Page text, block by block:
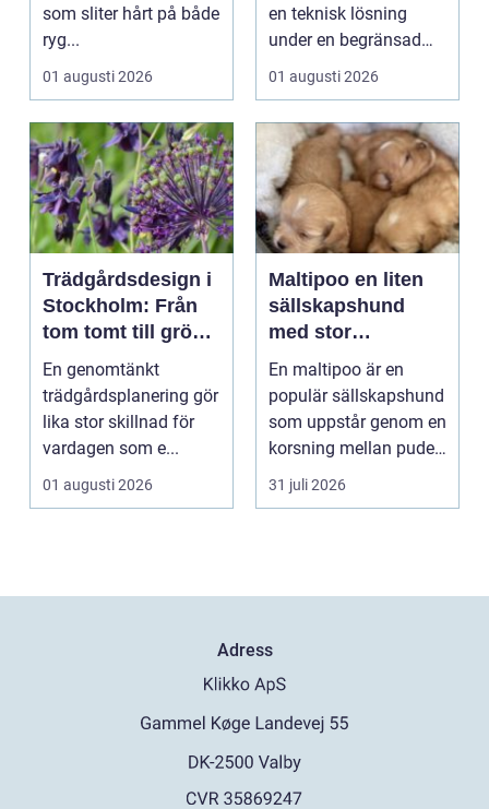
som sliter hårt på både
ryg...
01 augusti 2026
en teknisk lösning
under en begränsad
tid, oftast 20 år. Rätt ...
01 augusti 2026
Trädgårdsdesign i
Stockholm: Från
tom tomt till grön
oas
En genomtänkt
trädgårdsplanering gör
lika stor skillnad för
vardagen som e...
01 augusti 2026
Maltipoo en liten
sällskapshund
med stor
personlighet
En maltipoo är en
populär sällskapshund
som uppstår genom en
korsning mellan pudel
och malteser. Kom...
31 juli 2026
Adress